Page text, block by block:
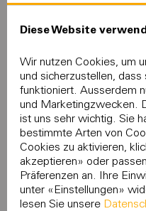
Diese Website
Wir nutzen Cookies, um
und sicherzustellen,
funktioniert. Ausserdem
und Marketingzwecken.
ist uns sehr wichtig. Sie
bestimmte Arten von
Cookies zu aktivieren,
akzeptieren» oder
Präferenzen an. Ihre
unter «Einstellungen»
lesen Sie unsere
Die gewählten Cookie
Wiedergaben von